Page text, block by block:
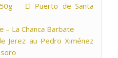
– El Puerto de Santa
– La Chanca Barbate
Jerez au Pedro Ximénez